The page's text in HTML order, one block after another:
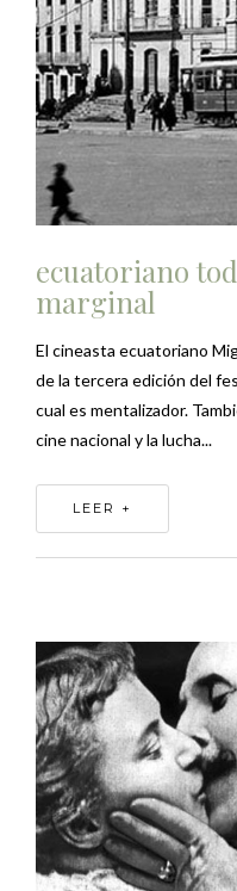
ecuatoriano
marginal
El cineasta ecuatoriano
de la tercera edición del
cual es mentalizador.
cine nacional y la lucha...
LEER +